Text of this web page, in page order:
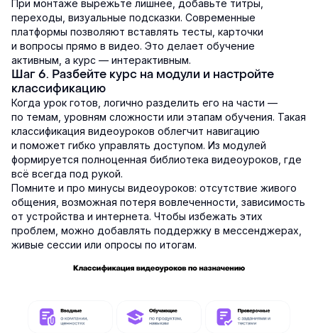
При монтаже вырежьте лишнее, добавьте титры,
переходы, визуальные подсказки. Современные
платформы позволяют вставлять тесты, карточки
и вопросы прямо в видео. Это делает обучение
активным, а курс — интерактивным.
Шаг 6. Разбейте курс на модули и настройте
классификацию
Когда урок готов, логично разделить его на части —
по темам, уровням сложности или этапам обучения. Такая
классификация видеоуроков облегчит навигацию
и поможет гибко управлять доступом. Из модулей
формируется полноценная библиотека видеоуроков, где
всё всегда под рукой.
Помните и про минусы видеоуроков: отсутствие живого
общения, возможная потеря вовлеченности, зависимость
от устройства и интернета. Чтобы избежать этих
проблем, можно добавлять поддержку в мессенджерах,
живые сессии или опросы по итогам.